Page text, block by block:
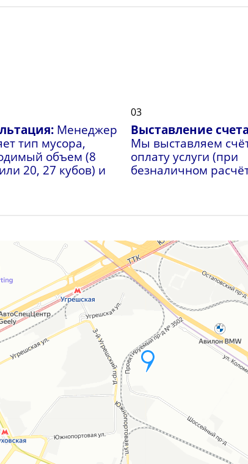
Менеджер
тип мусора,
объем (8
20, 27 кубов) и
03
Выставление
Мы выставляем
оплату услуги (при
безналичном